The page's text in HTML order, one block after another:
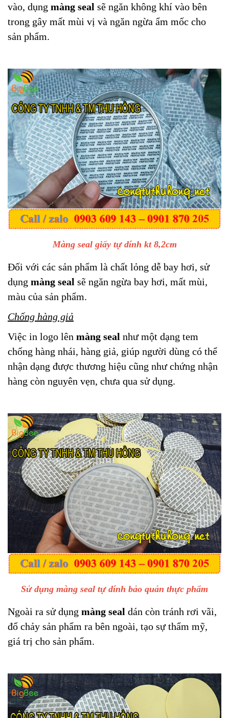
vào, dụng màng seal sẽ ngăn không khí vào bên
trong gây mất mùi vị và ngăn ngừa ẩm mốc cho
sản phẩm.
Màng seal giấy tự dính kt 8,2cm
Đối với các sản phẩm là chất lỏng dễ bay hơi, sử
dụng màng seal sẽ ngăn ngừa bay hơi, mất mùi,
màu của sản phẩm.
Chống hàng giả
Việc in logo lên màng seal như một dạng tem
chống hàng nhái, hàng giả, giúp người dùng có thể
nhận dạng được thương hiệu cũng như chứng nhận
hàng còn nguyên vẹn, chưa qua sử dụng.
Sử dụng màng seal tự dính bảo quản thực phẩm
Ngoài ra sử dụng màng seal dán còn tránh rơi vãi,
đổ chảy sản phẩm ra bên ngoài, tạo sự thẩm mỹ,
giá trị cho sản phẩm.